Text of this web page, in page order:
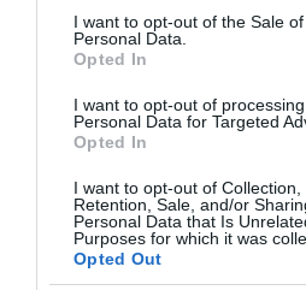
consent section.
I want to opt-out of the Sale
Personal Data.
Opted In
I want to opt-out of
Personal Data for Targeted
Opted In
I want to opt-out of Collection,
Retention, Sale, and/or
Personal Data that Is
Purposes for which it was
Opted Out